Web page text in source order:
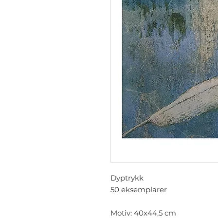
Dyptrykk
50 eksemplarer
Motiv: 40x44,5 cm